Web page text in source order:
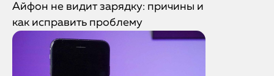
Айфон не видит зарядку: причины и
как исправить проблему